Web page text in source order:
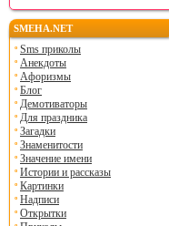
SMEHA.NET
Sms приколы
Анекдоты
Афоризмы
Блог
Демотиваторы
Для праздника
Загадки
Знаменитости
Значение имени
Истории и рассказы
Картинки
Надписи
Открытки